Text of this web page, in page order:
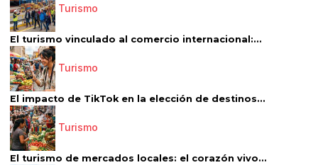
Turismo
El turismo vinculado al comercio internacional:...
Turismo
El impacto de TikTok en la elección de destinos...
Turismo
El turismo de mercados locales: el corazón vivo...